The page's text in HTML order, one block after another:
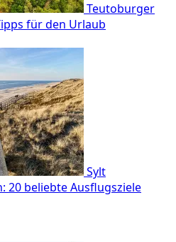
Teutoburger
für den Urlaub
Sylt
20 beliebte Ausflugsziele